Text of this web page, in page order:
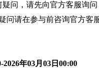
问，请先向官方客服询
问请在参与前咨询官方客服
2026年03月03日00:00